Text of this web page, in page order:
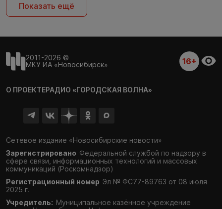
Показать ещё
2011-2026 ©
МКУ ИА «Новосибирск»
16+
О ПРОЕКТЕРАДИО «ГОРОДСКАЯ ВОЛНА»
Сетевое издание «Новосибирские новости»
Зарегистрировано Федеральной службой по надзору в
сфере связи, информационных технологий и массовых
коммуникаций (Роскомнадзор)
Регистрационный номер Эл № ФС77-89763 от 08 июля
2025 г.
Учредитель: Муниципальное казённое учреждение